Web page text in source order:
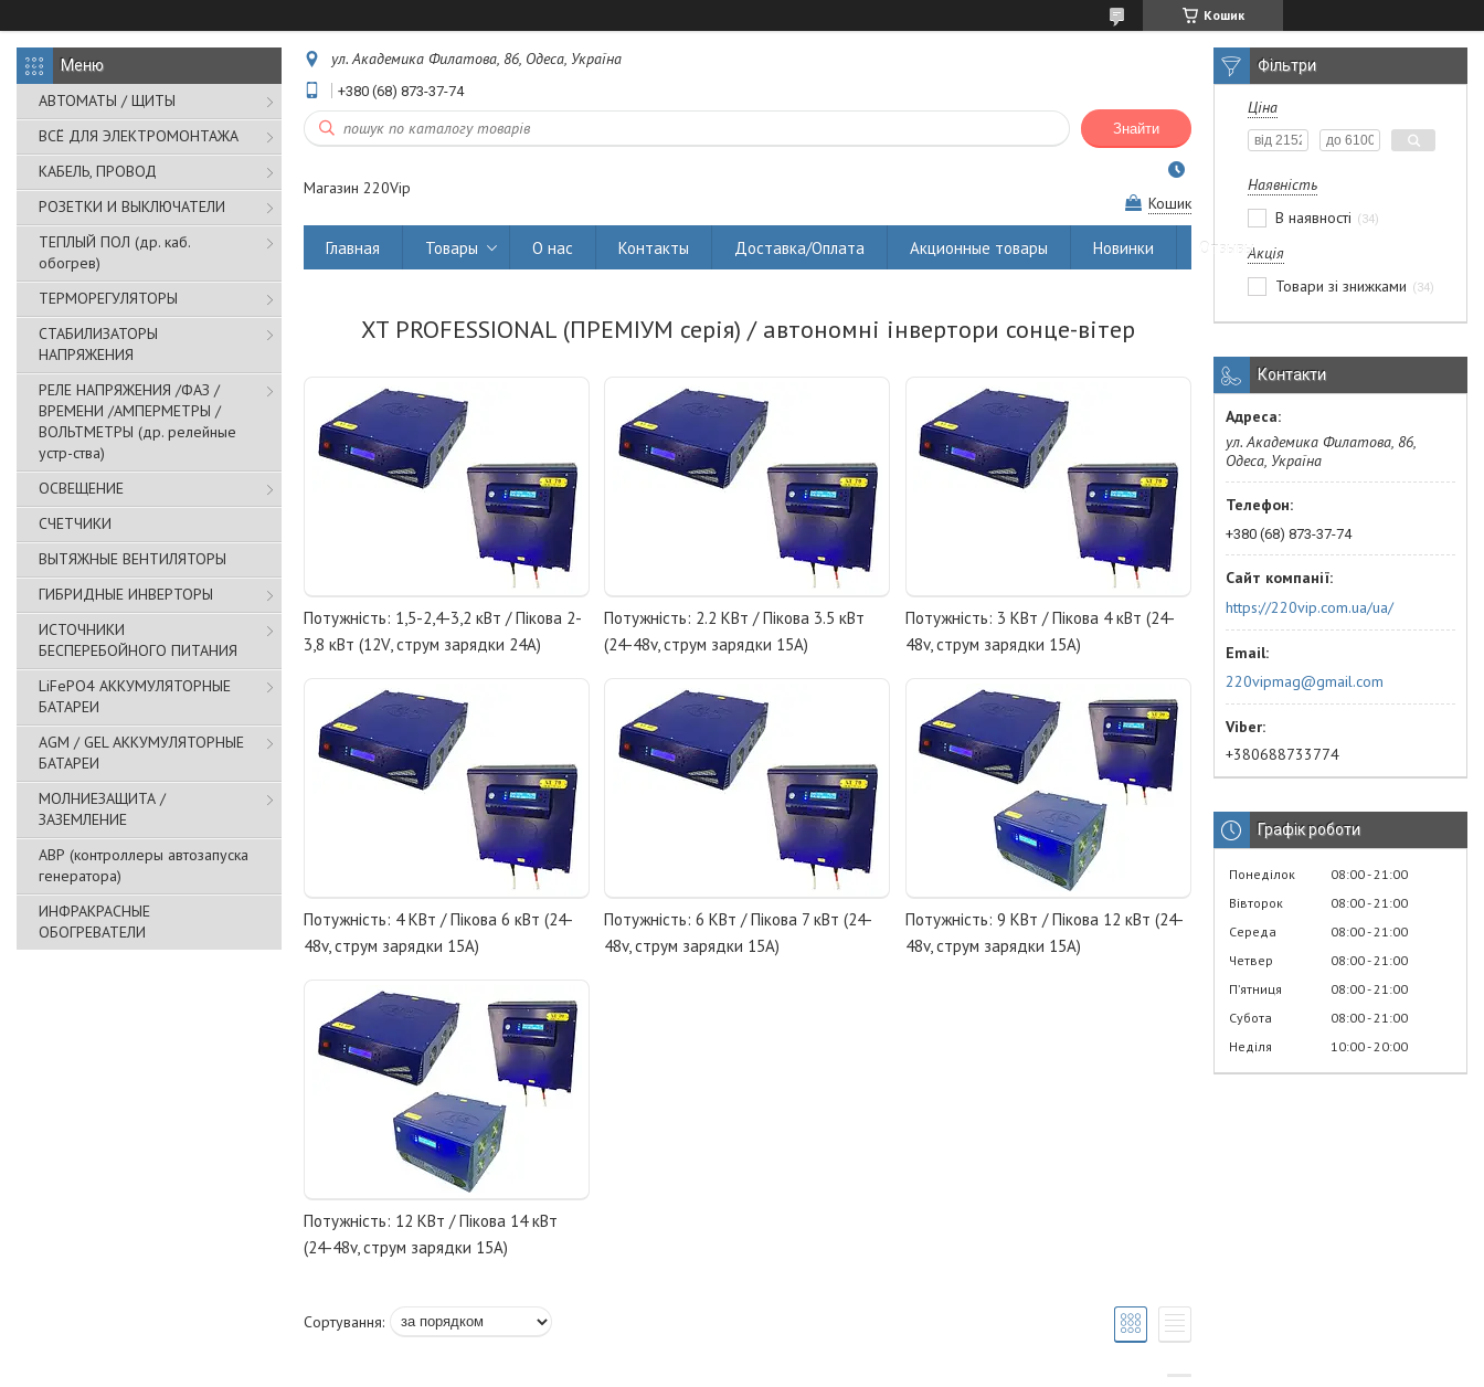
Кошик
АВТОМАТЫ / ЩИТЫ
ВСЁ ДЛЯ ЭЛЕКТРОМОНТАЖА
КАБЕЛЬ, ПРОВОД
РОЗЕТКИ И ВЫКЛЮЧАТЕЛИ
ТЕПЛЫЙ ПОЛ (др. каб.
обогрев)
ТЕРМОРЕГУЛЯТОРЫ
СТАБИЛИЗАТОРЫ
НАПРЯЖЕНИЯ
РЕЛЕ НАПРЯЖЕНИЯ /ФАЗ /
ВРЕМЕНИ /АМПЕРМЕТРЫ /
ВОЛЬТМЕТРЫ (др. релейные
устр-ства)
ОСВЕЩЕНИЕ
СЧЕТЧИКИ
ВЫТЯЖНЫЕ ВЕНТИЛЯТОРЫ
ГИБРИДНЫЕ ИНВЕРТОРЫ
ИСТОЧНИКИ
БЕСПЕРЕБОЙНОГО ПИТАНИЯ
LiFePO4 АККУМУЛЯТОРНЫЕ
БАТАРЕИ
AGM / GEL АККУМУЛЯТОРНЫЕ
БАТАРЕИ
МОЛНИЕЗАЩИТА /
ЗАЗЕМЛЕНИЕ
АВР (контроллеры автозапуска
генератора)
ИНФРАКРАСНЫЕ
ОБОГРЕВАТЕЛИ
ул. Академика Филатова, 86, Одеса, Україна
+380 (68) 873-37-74
Знайти
Магазин 220Vip
Кошик
Главная Товары О нас Контакты Доставка/Оплата Акционные товары Новинки Отзывы
XT PROFESSIONAL (ПРЕМІУМ серія) / автономні інвертори сонце-вітер
Потужність: 1,5-2,4-3,2 кВт / Пікова 2-
3,8 кВт (12V, струм зарядки 24А)
Потужність: 2.2 КВт / Пікова 3.5 кВт
(24-48v, струм зарядки 15А)
Потужність: 3 КВт / Пікова 4 кВт (24-
48v, струм зарядки 15А)
Потужність: 4 КВт / Пікова 6 кВт (24-
48v, струм зарядки 15А)
Потужність: 6 КВт / Пікова 7 кВт (24-
48v, струм зарядки 15А)
Потужність: 9 КВт / Пікова 12 кВт (24-
48v, струм зарядки 15А)
Потужність: 12 КВт / Пікова 14 кВт
(24-48v, струм зарядки 15А)
Фільтри
Ціна
Наявність
В наявності
34
Акція
Товари зі знижками
34
Контакти
ул. Академика Филатова, 86,
Одеса, Україна
+380 (68) 873-37-74
https://220vip.com.ua/ua/
220vipmag@gmail.com
+380688733774
Графік роботи
Понеділок 08:00 21:00
Вівторок
08:00 21:00
Середа
08:00 21:00
Четвер
08:00 21:00
Пʼятниця
08:00 21:00
Субота
08:00 21:00
Неділя
10:00 20:00